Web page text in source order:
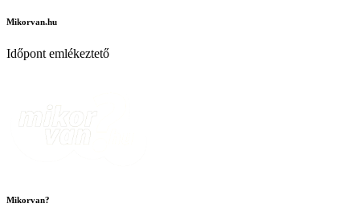
Mikorvan.hu
Időpont emlékeztető
Mikorvan?